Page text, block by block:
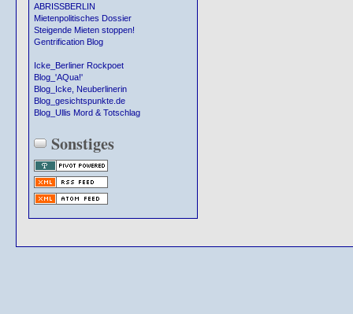
ABRISSBERLIN
Mietenpolitisches Dossier
Steigende Mieten stoppen!
Gentrification Blog
Icke_Berliner Rockpoet
Blog_'AQua!'
Blog_Icke, Neuberlinerin
Blog_gesichtspunkte.de
Blog_Ullis Mord & Totschlag
Sonstiges